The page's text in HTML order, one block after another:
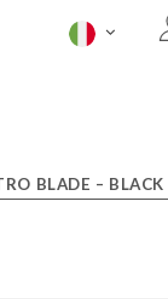
BLADE – BLACK